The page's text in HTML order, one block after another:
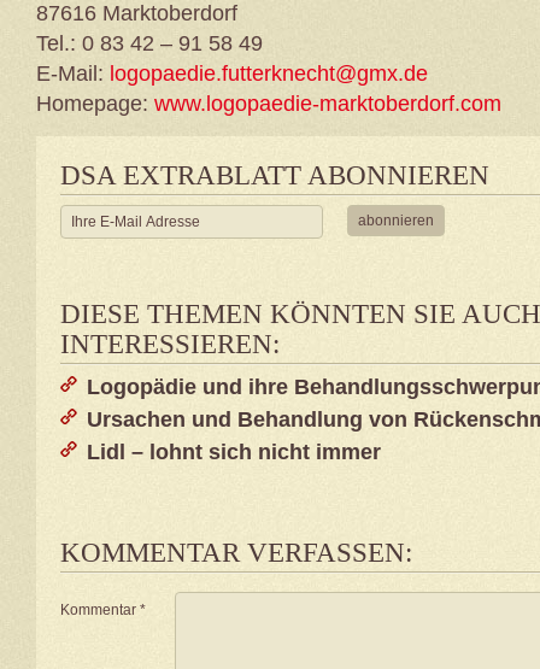
87616 Marktoberdorf
Tel.: 0 83 42 – 91 58 49
E-Mail: logopaedie.futterknecht@gmx.de
Homepage: www.logopaedie-marktoberdorf.com
DSA EXTRABLATT ABONNIEREN
DIESE THEMEN KÖNNTEN SIE AUCH
INTERESSIEREN:
Logopädie und ihre
Ursachen und Behandlung von
Lidl – lohnt sich nicht immer
KOMMENTAR VERFASSEN:
Kommentar *